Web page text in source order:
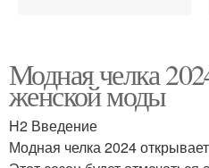
волосах
Модная челка
женской моды
H2 Введение
Модная челка 2024